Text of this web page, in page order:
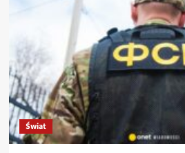
Świat